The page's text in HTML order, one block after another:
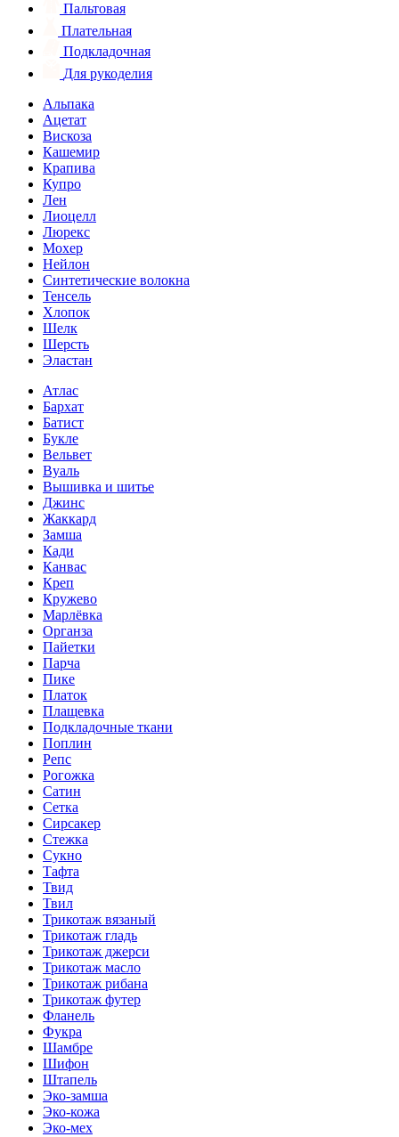
Пальтовая
Плательная
Подкладочная
Для рукоделия
Альпака
Ацетат
Вискоза
Кашемир
Крапива
Купро
Лен
Лиоцелл
Люрекс
Мохер
Нейлон
Синтетические волокна
Тенсель
Хлопок
Шелк
Шерсть
Эластан
Атлас
Бархат
Батист
Букле
Вельвет
Вуаль
Вышивка и шитье
Джинс
Жаккард
Замша
Кади
Канвас
Креп
Кружево
Марлёвка
Органза
Пайетки
Парча
Пике
Платок
Плащевка
Подкладочные ткани
Поплин
Репс
Рогожка
Сатин
Сетка
Сирсакер
Стежка
Сукно
Тафта
Твид
Твил
Трикотаж вязаный
Трикотаж гладь
Трикотаж джерси
Трикотаж масло
Трикотаж рибана
Трикотаж футер
Фланель
Фукра
Шамбре
Шифон
Штапель
Эко-замша
Эко-кожа
Эко-мех